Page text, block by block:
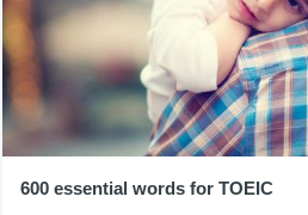
600 essential words for TOEIC